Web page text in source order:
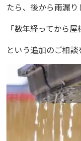
たら、後から雨漏り
「数年経ってから
という追加のご相談